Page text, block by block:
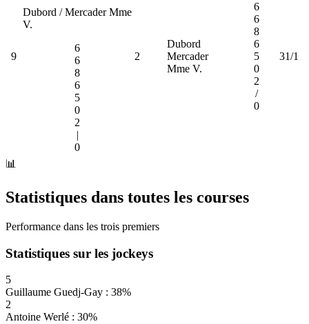
9
Dubord / Mercader Mme
V.
6
6
8
6
5
0
2
|
0
2
Dubord
Mercader
Mme V.
6
6
8
6
5
0
2
/
0
31/1
📊
Statistiques dans toutes les courses
Performance dans les trois premiers
Statistiques sur les jockeys
5
Guillaume Guedj-Gay : 38%
2
Antoine Werlé : 30%